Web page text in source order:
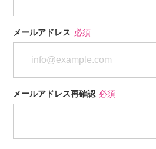
メールアドレス 必須
メールアドレス再確認 必須